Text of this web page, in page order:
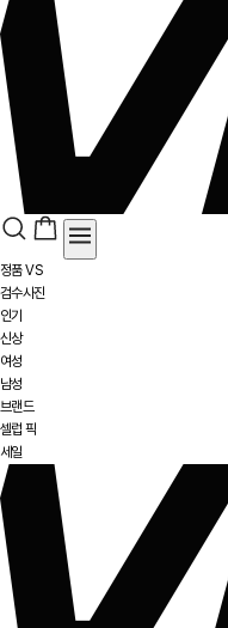
정품 VS
검수사진
인기
신상
여성
남성
브랜드
셀럽 픽
세일